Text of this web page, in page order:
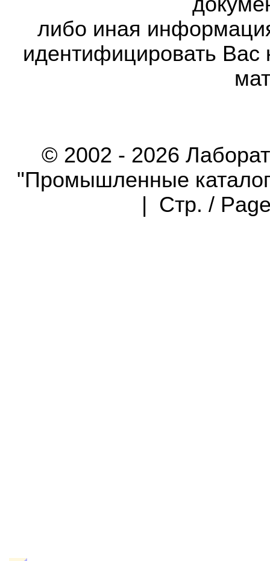
либо иная
идентифицировать Вас
© 2002 - 2026
"Промышленные
| Стр. /